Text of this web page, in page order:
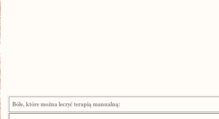
Bóle, które można leczyć ⁤terapią manualną: